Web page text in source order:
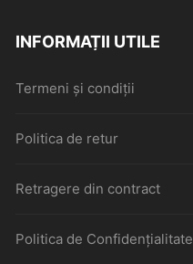
INFORMAȚII UTILE
Termeni și condiții
Politica de retur
Retragere din contract
Politica de Confidențialitate